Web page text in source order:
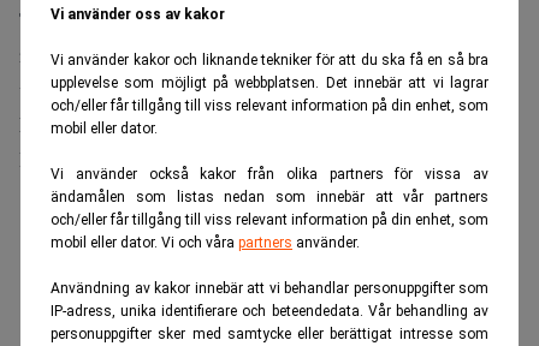
Vi använder oss av kakor
Vi använder kakor och liknande tekniker för att du ska få en så bra
upplevelse som möjligt på webbplatsen. Det innebär att vi lagrar
och/eller får tillgång till viss relevant information på din enhet, som
mobil eller dator.
Vi använder också kakor från olika partners för vissa av
ändamålen som listas nedan som innebär att vår partners
och/eller får tillgång till viss relevant information på din enhet, som
mobil eller dator. Vi och våra partners använder.
Användning av kakor innebär att vi behandlar personuppgifter som
IP-adress, unika identifierare och beteendedata. Vår behandling av
personuppgifter sker med samtycke eller berättigat intresse som
Tekniken inkluderar även ett filtersystem som minskar
restprodukten från kontaminerad vätska till fast material,
vilket gör processen mer miljövänlig.
Missa inte:PFAS-larm: ”Förbjud vatten på flaska”.
Dagens PS
ANNONS